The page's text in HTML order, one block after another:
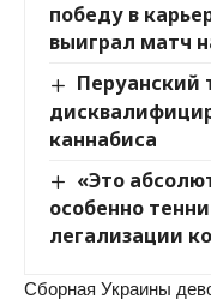
победу в
выиграл матч
Перуанский
каннабиса
«Это
особенно
легализации
Сборная Украины